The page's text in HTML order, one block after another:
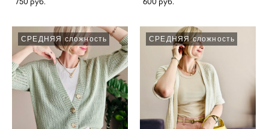
СРЕДНЯЯ сложность СРЕДНЯЯ сложность